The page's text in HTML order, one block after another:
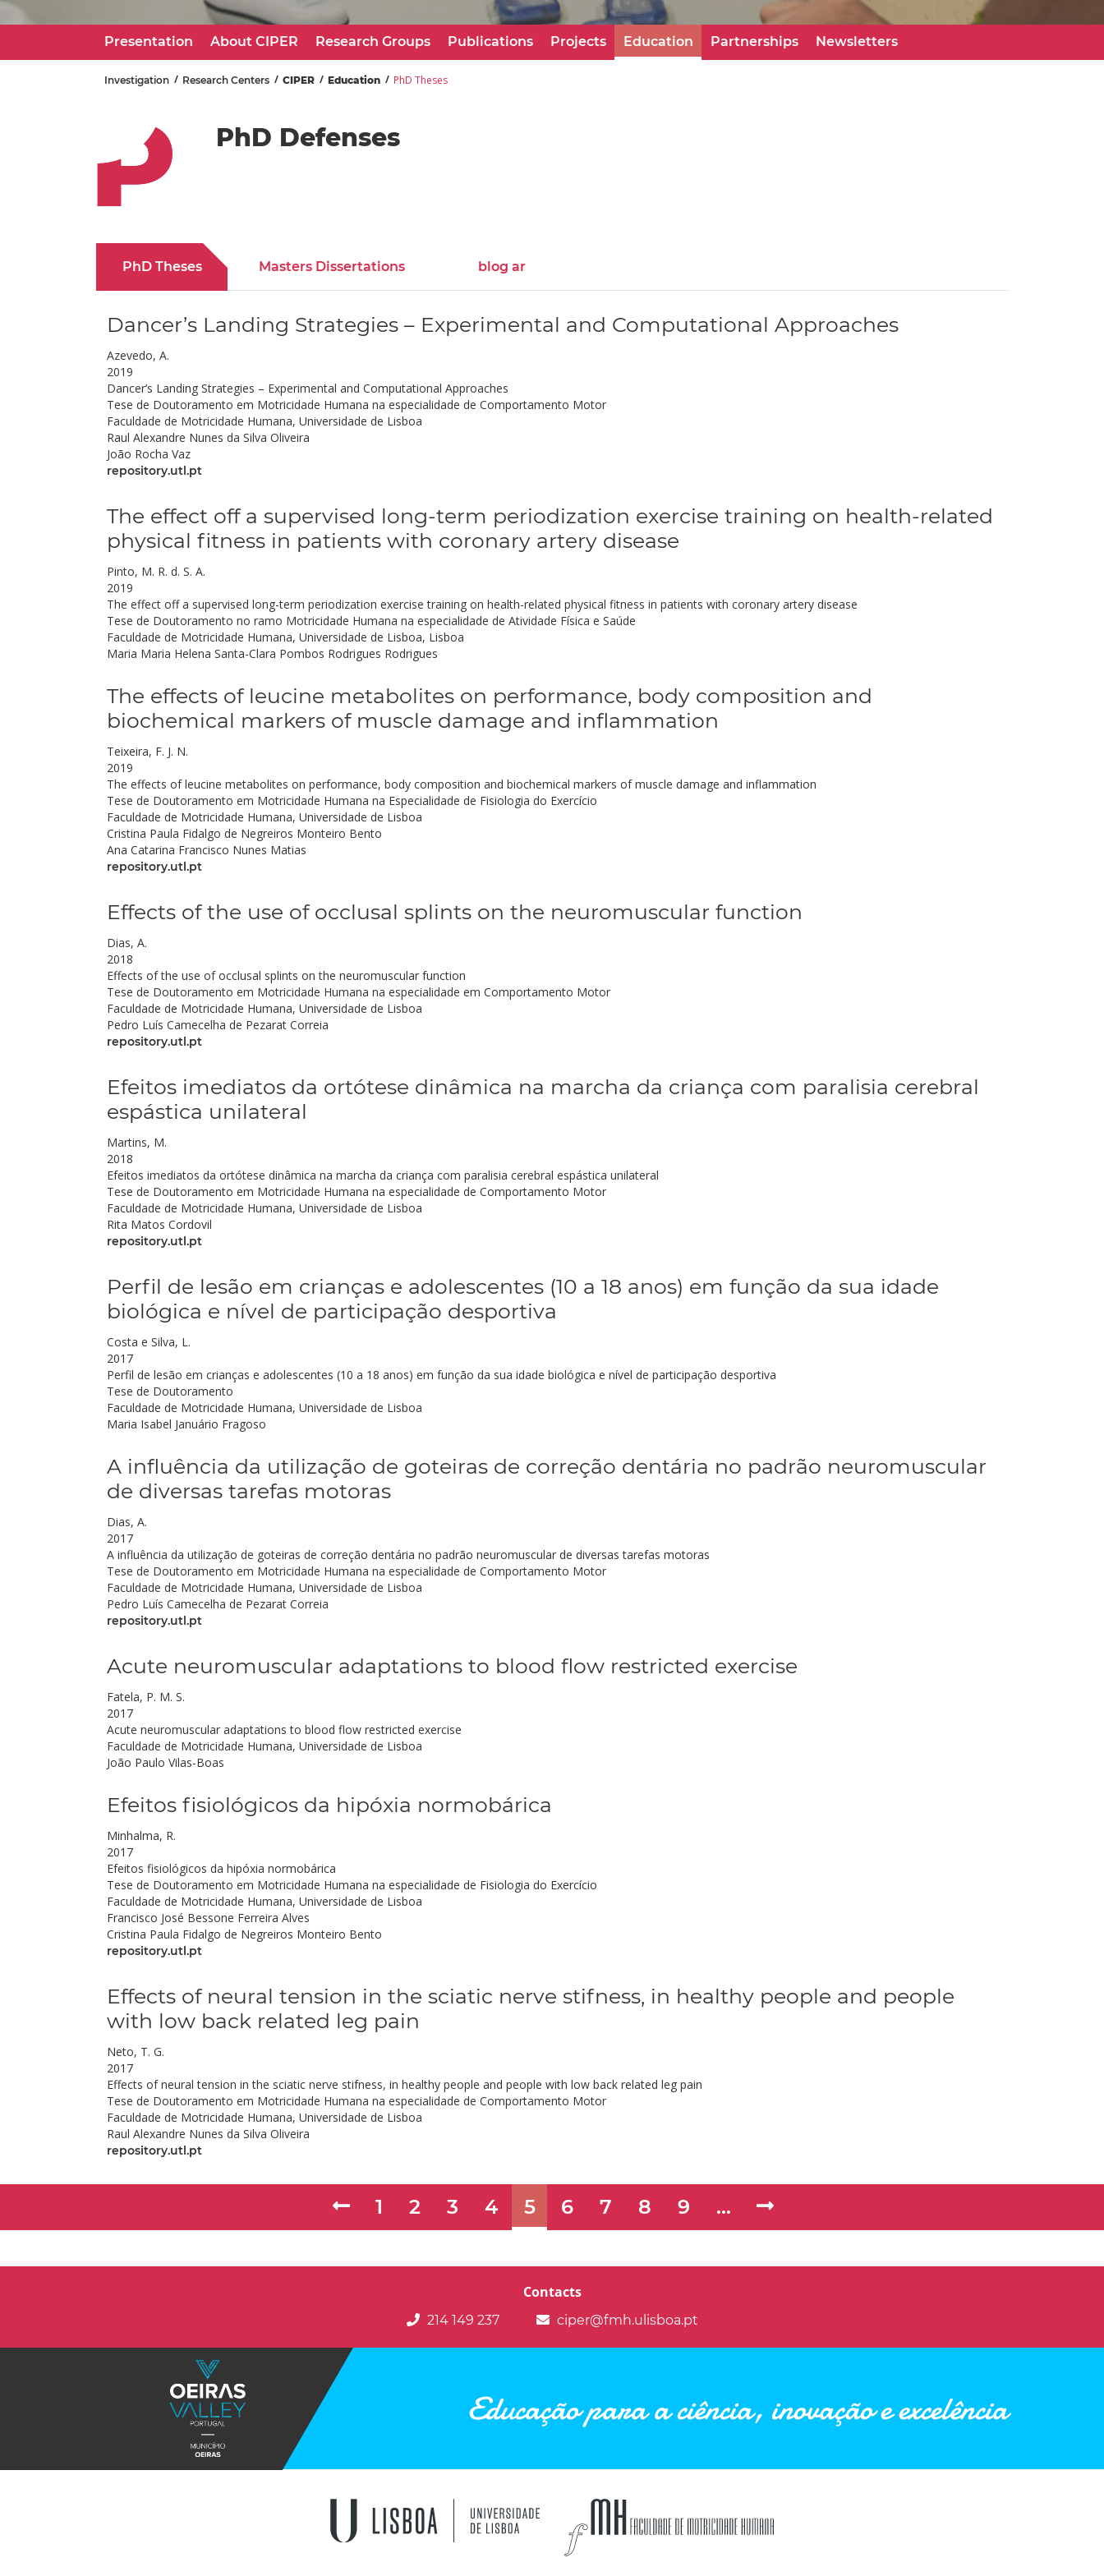
Presentation About CIPER Research Groups Publications Projects Education Partnerships Newsletters
Investigation Research Centers CIPER Education PhD Theses
PhD Defenses
PhD Theses Masters Dissertations blog ar
Dancer’s Landing Strategies – Experimental and Computational Approaches
Azevedo, A.
2019
Dancer’s Landing Strategies – Experimental and Computational Approaches
Tese de Doutoramento em Motricidade Humana na especialidade de Comportamento Motor
Faculdade de Motricidade Humana, Universidade de Lisboa
Raul Alexandre Nunes da Silva Oliveira
João Rocha Vaz
repository.utl.pt
The effect off a supervised long-term periodization exercise training on health-related
physical fitness in patients with coronary artery disease
Pinto, M. R. d. S. A.
2019
The effect off a supervised long-term periodization exercise training on health-related physical fitness in patients with coronary artery disease
Tese de Doutoramento no ramo Motricidade Humana na especialidade de Atividade Física e Saúde
Faculdade de Motricidade Humana, Universidade de Lisboa, Lisboa
Maria Maria Helena Santa-Clara Pombos Rodrigues Rodrigues
The effects of leucine metabolites on performance, body composition and
biochemical markers of muscle damage and inflammation
Teixeira, F. J. N.
2019
The effects of leucine metabolites on performance, body composition and biochemical markers of muscle damage and inflammation
Tese de Doutoramento em Motricidade Humana na Especialidade de Fisiologia do Exercício
Faculdade de Motricidade Humana, Universidade de Lisboa
Cristina Paula Fidalgo de Negreiros Monteiro Bento
Ana Catarina Francisco Nunes Matias
repository.utl.pt
Effects of the use of occlusal splints on the neuromuscular function
Dias, A.
2018
Effects of the use of occlusal splints on the neuromuscular function
Tese de Doutoramento em Motricidade Humana na especialidade em Comportamento Motor
Faculdade de Motricidade Humana, Universidade de Lisboa
Pedro Luís Camecelha de Pezarat Correia
repository.utl.pt
Efeitos imediatos da ortótese dinâmica na marcha da criança com paralisia cerebral
espástica unilateral
Martins, M.
2018
Efeitos imediatos da ortótese dinâmica na marcha da criança com paralisia cerebral espástica unilateral
Tese de Doutoramento em Motricidade Humana na especialidade de Comportamento Motor
Faculdade de Motricidade Humana, Universidade de Lisboa
Rita Matos Cordovil
repository.utl.pt
Perfil de lesão em crianças e adolescentes (10 a 18 anos) em função da sua idade
biológica e nível de participação desportiva
Costa e Silva, L.
2017
Perfil de lesão em crianças e adolescentes (10 a 18 anos) em função da sua idade biológica e nível de participação desportiva
Tese de Doutoramento
Faculdade de Motricidade Humana, Universidade de Lisboa
Maria Isabel Januário Fragoso
A influência da utilização de goteiras de correção dentária no padrão neuromuscular
de diversas tarefas motoras
Dias, A.
2017
A influência da utilização de goteiras de correção dentária no padrão neuromuscular de diversas tarefas motoras
Tese de Doutoramento em Motricidade Humana na especialidade de Comportamento Motor
Faculdade de Motricidade Humana, Universidade de Lisboa
Pedro Luís Camecelha de Pezarat Correia
repository.utl.pt
Acute neuromuscular adaptations to blood flow restricted exercise
Fatela, P. M. S.
2017
Acute neuromuscular adaptations to blood flow restricted exercise
Faculdade de Motricidade Humana, Universidade de Lisboa
João Paulo Vilas-Boas
Efeitos fisiológicos da hipóxia normobárica
Minhalma, R.
2017
Efeitos fisiológicos da hipóxia normobárica
Tese de Doutoramento em Motricidade Humana na especialidade de Fisiologia do Exercício
Faculdade de Motricidade Humana, Universidade de Lisboa
Francisco José Bessone Ferreira Alves
Cristina Paula Fidalgo de Negreiros Monteiro Bento
repository.utl.pt
Effects of neural tension in the sciatic nerve stifness, in healthy people and people
with low back related leg pain
Neto, T. G.
2017
Effects of neural tension in the sciatic nerve stifness, in healthy people and people with low back related leg pain
Tese de Doutoramento em Motricidade Humana na especialidade de Comportamento Motor
Faculdade de Motricidade Humana, Universidade de Lisboa
Raul Alexandre Nunes da Silva Oliveira
repository.utl.pt
1 2 3 4 5 6 7 8 9 ...
Contacts
214 149 237 ciper@fmh.ulisboa.pt
Educação para a ciência, inovação e excelência